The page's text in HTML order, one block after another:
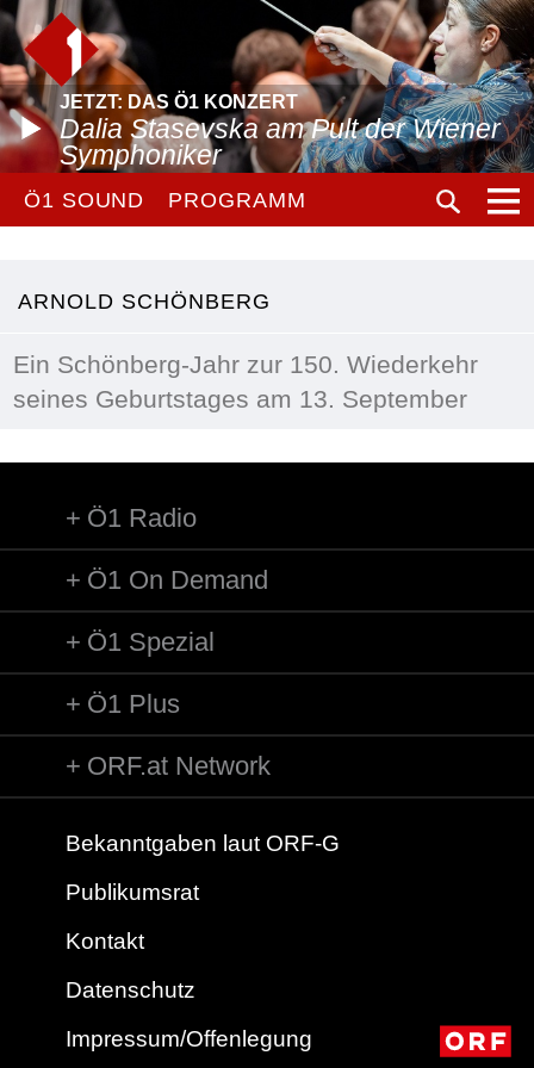
JETZT: DAS Ö1 KONZERT
Dalia Stasevska am Pult der Wiener
Symphoniker
Ö1 SOUND PROGRAMM
ARNOLD SCHÖNBERG
Ein Schönberg-Jahr zur 150. Wiederkehr
seines Geburtstages am 13. September
Ö1 Radio
Ö1 On Demand
Ö1 Spezial
Ö1 Plus
ORF.at Network
Bekanntgaben laut ORF-G
Publikumsrat
Kontakt
Datenschutz
Impressum/Offenlegung